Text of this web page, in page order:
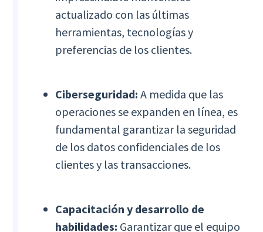
actualizado con las últimas
herramientas, tecnologías y
preferencias de los clientes.
Ciberseguridad: A medida que las
operaciones se expanden en línea, es
fundamental garantizar la seguridad
de los datos confidenciales de los
clientes y las transacciones.
Capacitación y desarrollo de
habilidades: Garantizar que el equipo